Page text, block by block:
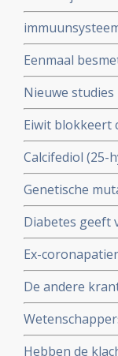
kunnen
wachten op
Eenmaal
studie.
waarschijnlijk
Nieuwe
langdurige
Eiwit blokkeert
mondkapje
Calcifediol (25-
in vroeg
het aantal
Genetische
interferon type
Diabetes geeft
coronavirus -
en relevante
Ex-
procent van
mensen had
De andere
kritische
coronavirus -
Hebben de